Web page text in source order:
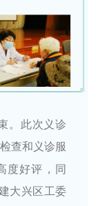
。此次义诊
查和义诊服
度好评，同
大兴区工委